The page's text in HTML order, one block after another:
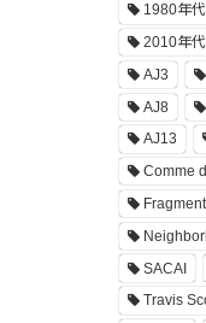
1980年代
2010年代
AJ3
AJ8
AJ13
Comme
SACAI
Travis